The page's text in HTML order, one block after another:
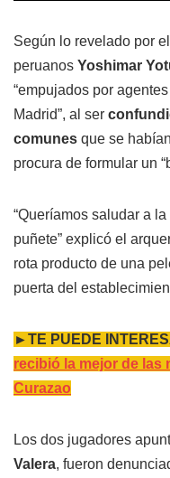
Según lo revelado por
peruanos Yoshimar
“empujados por
Madrid”, al ser
comunes que se
procura de formular un
“Queríamos saludar a
puñete” explicó el
rota producto de una
puerta del
►TE PUEDE
recibió la mejor de las
Curazao
Los dos jugadores
Valera, fueron